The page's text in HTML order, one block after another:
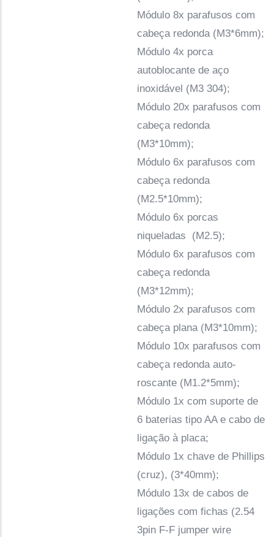
Módulo 8x parafusos com
cabeça redonda (M3*6mm);
Módulo 4x porca
autoblocante de aço
inoxidável (M3 304);
Módulo 20x parafusos com
cabeça redonda
(M3*10mm);
Módulo 6x parafusos com
cabeça redonda
(M2.5*10mm);
Módulo 6x porcas
niqueladas (M2.5);
Módulo 6x parafusos com
cabeça redonda
(M3*12mm);
Módulo 2x parafusos com
cabeça plana (M3*10mm);
Módulo 10x parafusos com
cabeça redonda auto-
roscante (M1.2*5mm);
Módulo 1x com suporte de
6 baterias tipo AA e cabo de
ligação à placa;
Módulo 1x chave de Phillips
(cruz), (3*40mm);
Módulo 13x de cabos de
ligações com fichas (2.54
3pin F-F jumper wire